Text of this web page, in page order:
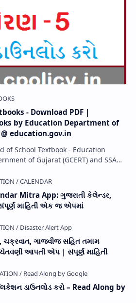
- Download PDF |
by Education Department of
@ education.gov.in
of School Textbook - Education
of Gujarat (GCERT) and SSA
Mitra App: ગુજરાતી કેલેન્ડર,
માહિતી એક જ એપમાં
ચક્રવાત, ગાજવીજ સહિત તમામ
આપતી એપ | સંપૂર્ણ માહિતી
ડાઉનલોડ કરો – Read Along by